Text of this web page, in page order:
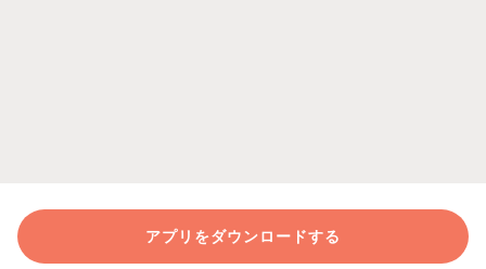
アプリをダウンロードする